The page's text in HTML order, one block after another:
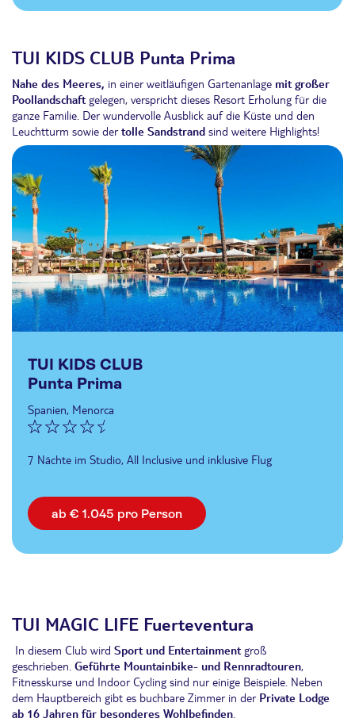
TUI KIDS CLUB Punta Prima
Nahe des Meeres, in einer weitläufigen Gartenanlage mit großer
Poollandschaftgelegen, verspricht dieses Resort Erholung für die
ganze Familie. Der wundervolle Ausblick auf die Küste und den
Leuchtturm sowie dertolle Sandstrand sind weitere Highlights!
TUI KIDS CLUB
Punta Prima
Spanien, Menorca
7 Nächte im Studio, All Inclusive und inklusive Flug
ab € 1.045 pro Person
TUI MAGIC LIFE Fuerteventura
In diesem Club wird Sport und Entertainmentgroß
geschrieben. Geführte Mountainbike- und Rennradtouren,
Fitnesskurse und Indoor Cycling sind nur einige Beispiele. Neben
dem Hauptbereich gibt es buchbare Zimmer in der Private Lodge
ab 16 Jahren für besonderes Wohlbefinden